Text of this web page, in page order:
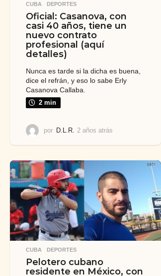
CUBA ,DEPORTES
Oficial: Casanova, con
casi 40 años, tiene un
nuevo contrato
profesional (aquí
detalles)
Nunca es tarde si la dicha es buena,
dice el refrán, y eso lo sabe Erly
Casanova Callaba.
2 min
por D.L.R. 2 años atrás
o
a
t
r
á
s
CUBA ,DEPORTES
Pelotero cubano
residente en México, con